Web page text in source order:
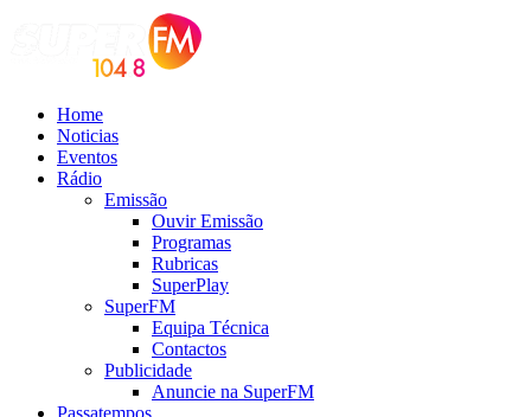
Home
Noticias
Eventos
Rádio
Emissão
Ouvir Emissão
Programas
Rubricas
SuperPlay
SuperFM
Equipa Técnica
Contactos
Publicidade
Anuncie na SuperFM
Passatempos